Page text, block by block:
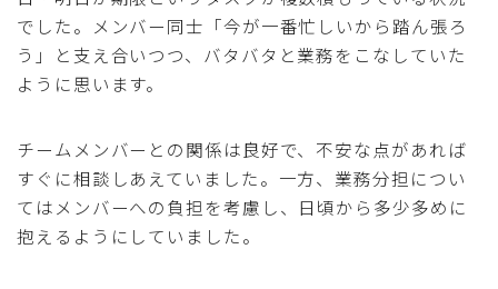
でした。メンバー同士「今が一番忙しいから踏ん張ろ
う」と支え合いつつ、バタバタと業務をこなしていた
ように思います。
チームメンバーとの関係は良好で、不安な点があれば
すぐに相談しあえていました。一方、業務分担につい
てはメンバーへの負担を考慮し、日頃から多少多めに
抱えるようにしていました。